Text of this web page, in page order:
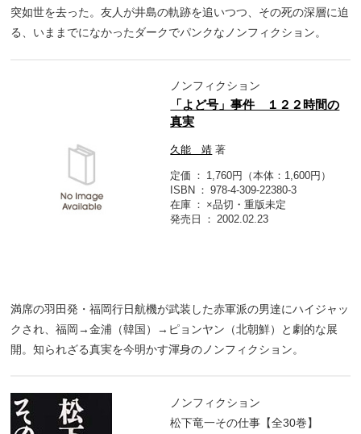
突如世を去った。友人が井島の軌跡を追いつつ、その死の深層に迫
る、いままでになかったダークでパンクなノンフィクション。
ノンフィクション
「よど号」事件 １２２時間の
真実
久能 靖 著
定価
1,760円（本体：1,600円）
ISBN
978-4-309-22380-3
在庫
×品切・重版未定
発売日
2002.02.23
満席の羽田発・福岡行日航機が武装した赤軍派の男達にハイジャッ
クされ、福岡→金浦（韓国）→ピョンヤン（北朝鮮）と劇的な展
開。知られざる真実を今明かす渾身のノンフィクション。
ノンフィクション
松下竜一その仕事【全30巻】